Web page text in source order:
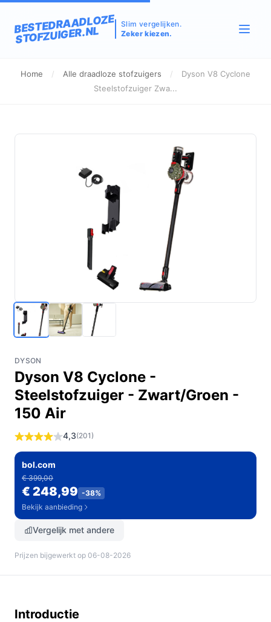
BESTEDRAADLOZE
STOFZUIGER.NL
Slim vergelijken.
Zeker kiezen.
Home / Alle draadloze stofzuigers /
Dyson V8 Cyclone
Steelstofzuiger Zwa...
DYSON
Dyson V8 Cyclone -
Steelstofzuiger - Zwart/Groen -
150 Air
4,3(201)
bol.com
€ 399,00
€ 248,99 -38%
Bekijk aanbieding
Vergelijk met andere
Prijzen bijgewerkt op 06-08-2026
Introductie